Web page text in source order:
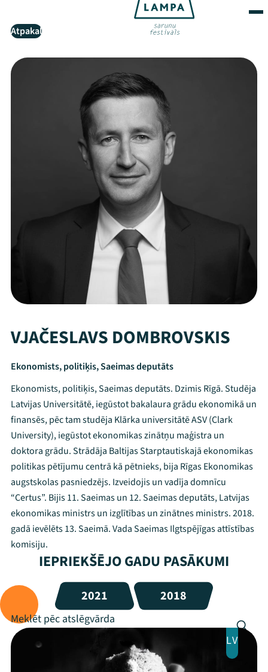
Atpakaļ
VJAČESLAVS DOMBROVSKIS
Ekonomists, politiķis, Saeimas deputāts
Ekonomists, politiķis, Saeimas deputāts. Dzimis Rīgā. Studēja
Latvijas Universitātē, iegūstot bakalaura grādu ekonomikā un
finansēs, pēc tam studēja Klārka universitātē ASV (Clark
University), iegūstot ekonomikas zinātņu maģistra un
doktora grādu. Strādāja Baltijas Starptautiskajā ekonomikas
politikas pētījumu centrā kā pētnieks, bija Rīgas Ekonomikas
augstskolas pasniedzējs. Izveidojis un vadīja domnīcu
“Certus”. Bijis 11. Saeimas un 12. Saeimas deputāts, Latvijas
ekonomikas ministrs un izglītības un zinātnes ministrs. 2018.
gadā ievēlēts 13. Saeimā. Vada Saeimas Ilgtspējīgas attīstības
komisiju.
IEPRIEKŠĒJO GADU PASĀKUMI
2021 2018
LV